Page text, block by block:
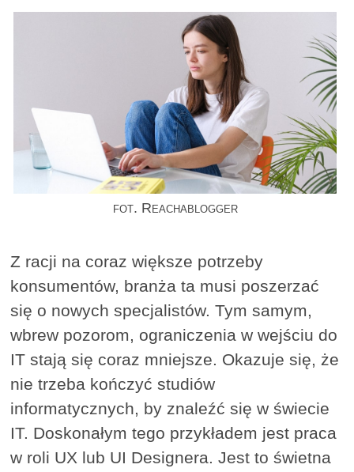
fot. Reachablogger
Z racji na coraz większe potrzeby
konsumentów, branża ta musi poszerzać
się o nowych specjalistów. Tym samym,
wbrew pozorom, ograniczenia w wejściu do
IT stają się coraz mniejsze. Okazuje się, że
nie trzeba kończyć studiów
informatycznych, by znaleźć się w świecie
IT. Doskonałym tego przykładem jest praca
w roli UX lub UI Designera. Jest to świetna